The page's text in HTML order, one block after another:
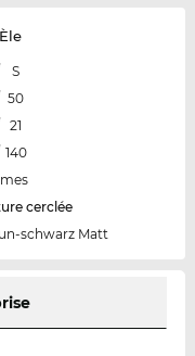
S
50
21
140
cerclée
schwarz Matt